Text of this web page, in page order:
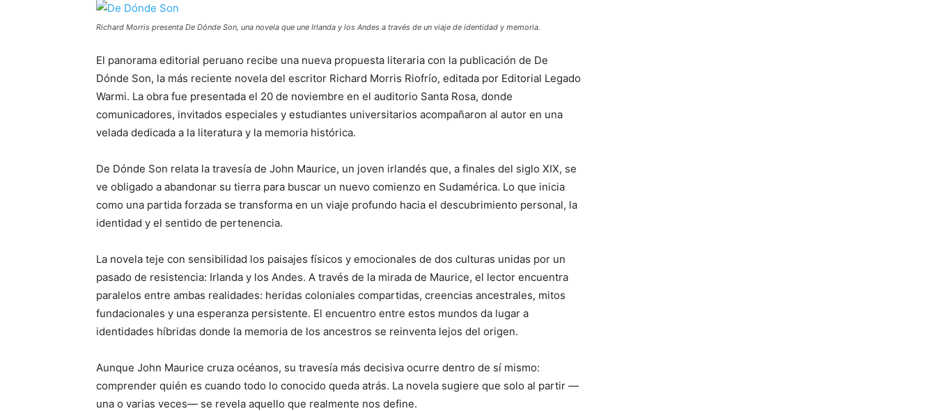
Richard Morris presenta De Dónde Son, una novela que une Irlanda y los Andes a través de un viaje de identidad y memoria.
El panorama editorial peruano recibe una nueva propuesta literaria con la publicación de De
Dónde Son, la más reciente novela del escritor Richard Morris Riofrío, editada por Editorial Legado
Warmi. La obra fue presentada el 20 de noviembre en el auditorio Santa Rosa, donde
comunicadores, invitados especiales y estudiantes universitarios acompañaron al autor en una
velada dedicada a la literatura y la memoria histórica.
De Dónde Son relata la travesía de John Maurice, un joven irlandés que, a finales del siglo XIX, se
ve obligado a abandonar su tierra para buscar un nuevo comienzo en Sudamérica. Lo que inicia
como una partida forzada se transforma en un viaje profundo hacia el descubrimiento personal, la
identidad y el sentido de pertenencia.
La novela teje con sensibilidad los paisajes físicos y emocionales de dos culturas unidas por un
pasado de resistencia: Irlanda y los Andes. A través de la mirada de Maurice, el lector encuentra
paralelos entre ambas realidades: heridas coloniales compartidas, creencias ancestrales, mitos
fundacionales y una esperanza persistente. El encuentro entre estos mundos da lugar a
identidades híbridas donde la memoria de los ancestros se reinventa lejos del origen.
Aunque John Maurice cruza océanos, su travesía más decisiva ocurre dentro de sí mismo:
comprender quién es cuando todo lo conocido queda atrás. La novela sugiere que solo al partir —
una o varias veces— se revela aquello que realmente nos define.